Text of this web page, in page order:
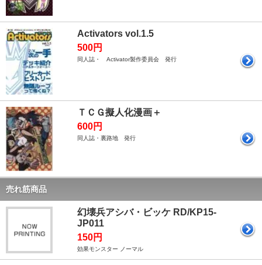
Activators vol.1.5
500円
同人誌・ Activator製作委員会 発行
ＴＣＧ擬人化漫画＋
600円
同人誌・裏路地 発行
売れ筋商品
幻壊兵アシバ・ビッケ RD/KP15-
JP011
150円
効果モンスター ノーマル